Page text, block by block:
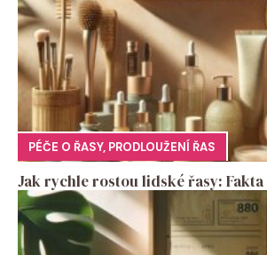
PÉČE O ŘASY, PRODLOUŽENÍ ŘAS
Jak rychle rostou lidské řasy: